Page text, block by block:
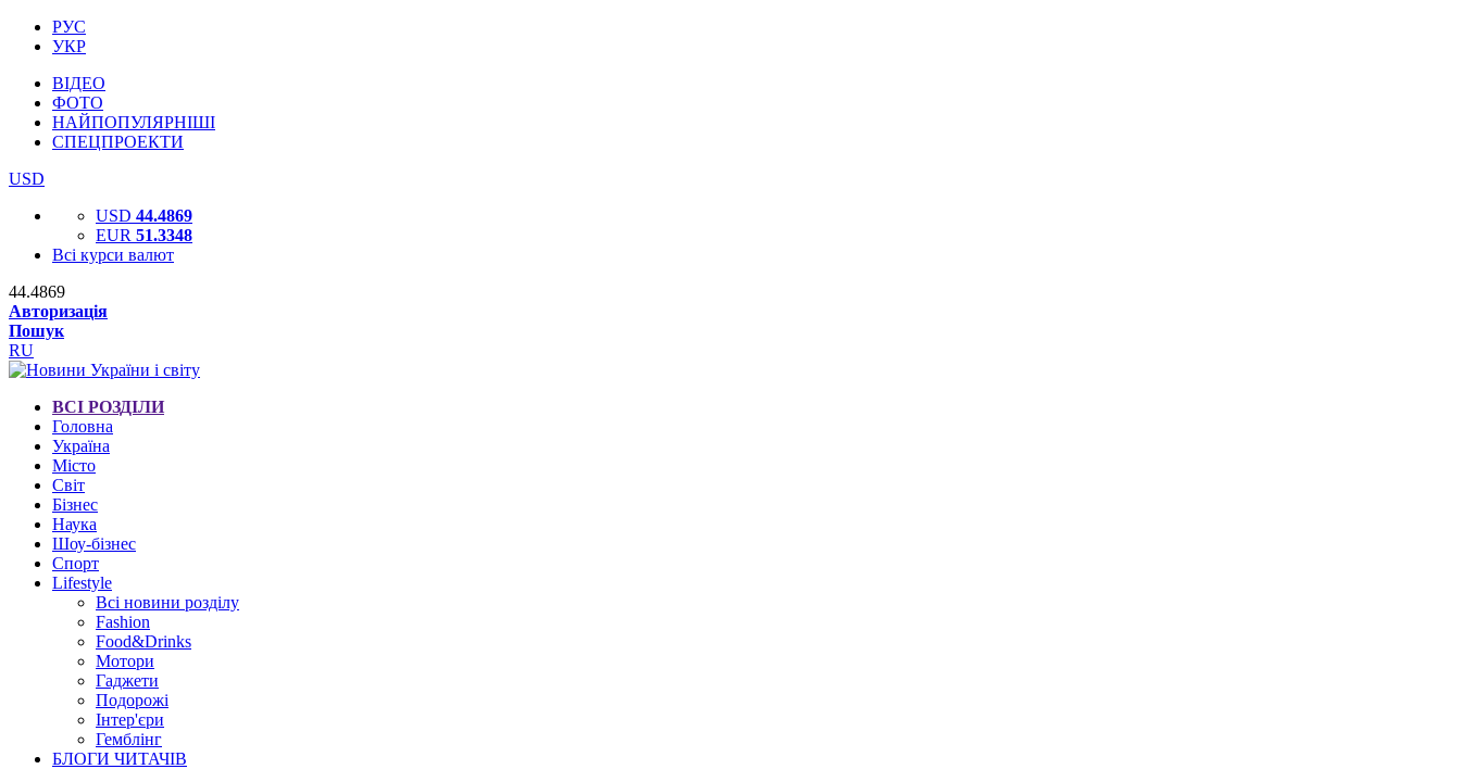
РУС
УКР
ВІДЕО
ФОТО
НАЙПОПУЛЯРНІШІ
СПЕЦПРОЕКТИ
USD
USD 44.4869
EUR 51.3348
Всі курси валют
44.4869
Авторизація
Пошук
RU
ВСІ РОЗДІЛИ
Головна
Україна
Місто
Світ
Бізнес
Наука
Шоу-бізнес
Спорт
Lifestyle
Всі новини розділу
Fashion
Food&Drinks
Мотори
Гаджети
Подорожі
Інтер'єри
Гемблінг
БЛОГИ ЧИТАЧІВ